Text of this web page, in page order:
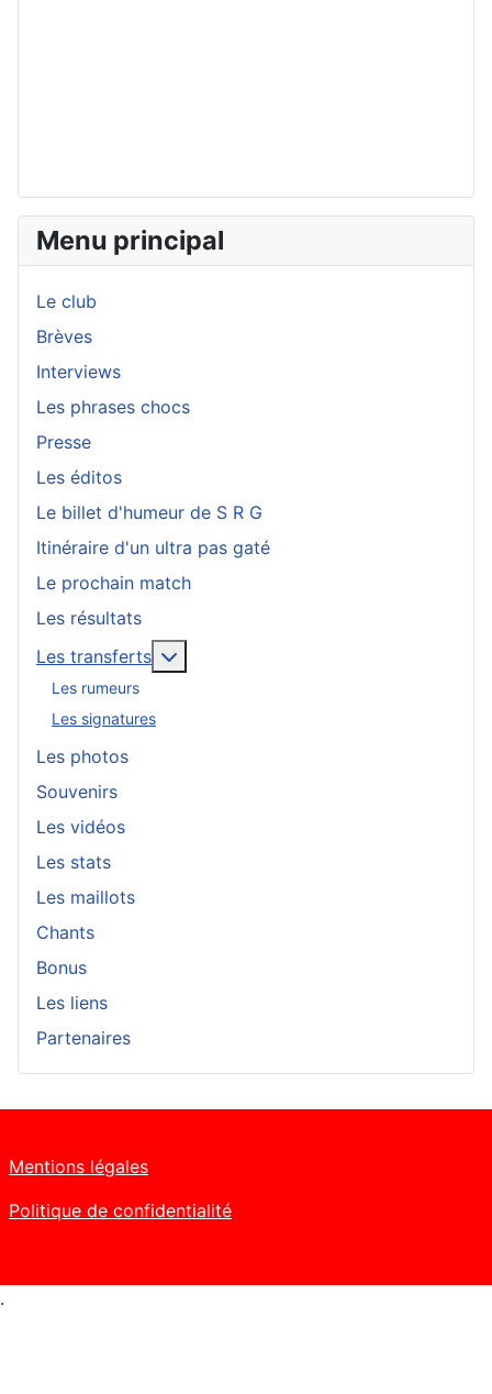
Menu principal
Le club
Brèves
Interviews
Les phrases chocs
Presse
Les éditos
Le billet d'humeur de S R G
Itinéraire d'un ultra pas gaté
Le prochain match
Les résultats
Les transferts
Les rumeurs
Les signatures
Les photos
Souvenirs
Les vidéos
Les stats
Les maillots
Chants
Bonus
Les liens
Partenaires
Mentions légales
Politique de confidentialité
.